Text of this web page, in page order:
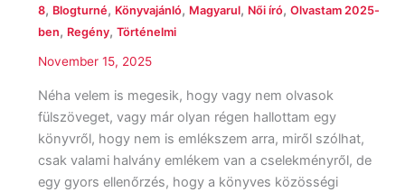
8, Blogturné, Könyvajánló, Magyarul, Női író, Olvastam 2025-
ben, Regény, Történelmi
November 15, 2025
Néha velem is megesik, hogy vagy nem olvasok
fülszöveget, vagy már olyan régen hallottam egy
könyvről, hogy nem is emlékszem arra, miről szólhat,
csak valami halvány emlékem van a cselekményről, de
egy gyors ellenőrzés, hogy a könyves közösségi